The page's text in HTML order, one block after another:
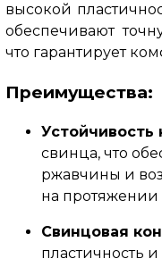
высокой
обеспечивают
что гарантирует
Преимущества:
Устойчивость
свинца, что
ржавчины и
на протяжении
Свинцовая
пластичность